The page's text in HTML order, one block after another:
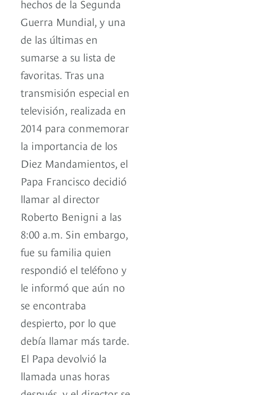
hechos de la Segunda
Guerra Mundial, y una
de las últimas en
sumarse a su lista de
favoritas. Tras una
transmisión especial en
televisión, realizada en
2014 para conmemorar
la importancia de los
Diez Mandamientos, el
Papa Francisco decidió
llamar al director
Roberto Benigni a las
8:00 a.m. Sin embargo,
fue su familia quien
respondió el teléfono y
le informó que aún no
se encontraba
despierto, por lo que
debía llamar más tarde.
El Papa devolvió la
llamada unas horas